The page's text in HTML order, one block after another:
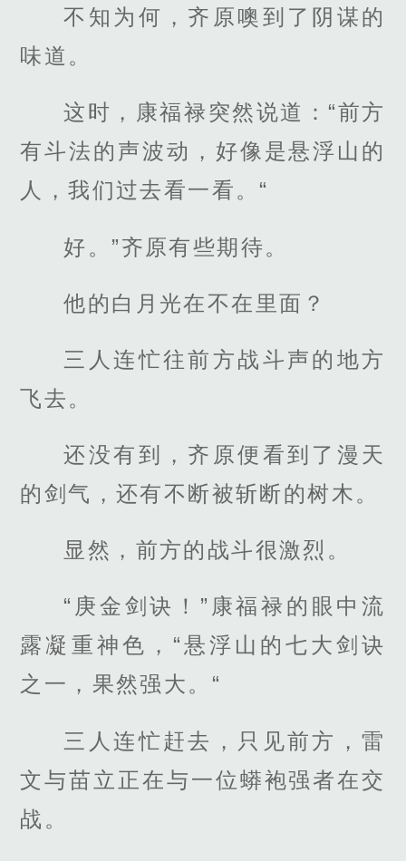
不知为何，齐原噢到了阴谋的
味道。
这时，康福禄突然说道：“前方
有斗法的声波动，好像是悬浮山的
人，我们过去看一看。“
好。”齐原有些期待。
他的白月光在不在里面？
三人连忙往前方战斗声的地方
飞去。
还没有到，齐原便看到了漫天
的剑气，还有不断被斩断的树木。
显然，前方的战斗很激烈。
“庚金剑诀！”康福禄的眼中流
露凝重神色，“悬浮山的七大剑诀
之一，果然强大。“
三人连忙赶去，只见前方，雷
文与苗立正在与一位蟒袍强者在交
战。